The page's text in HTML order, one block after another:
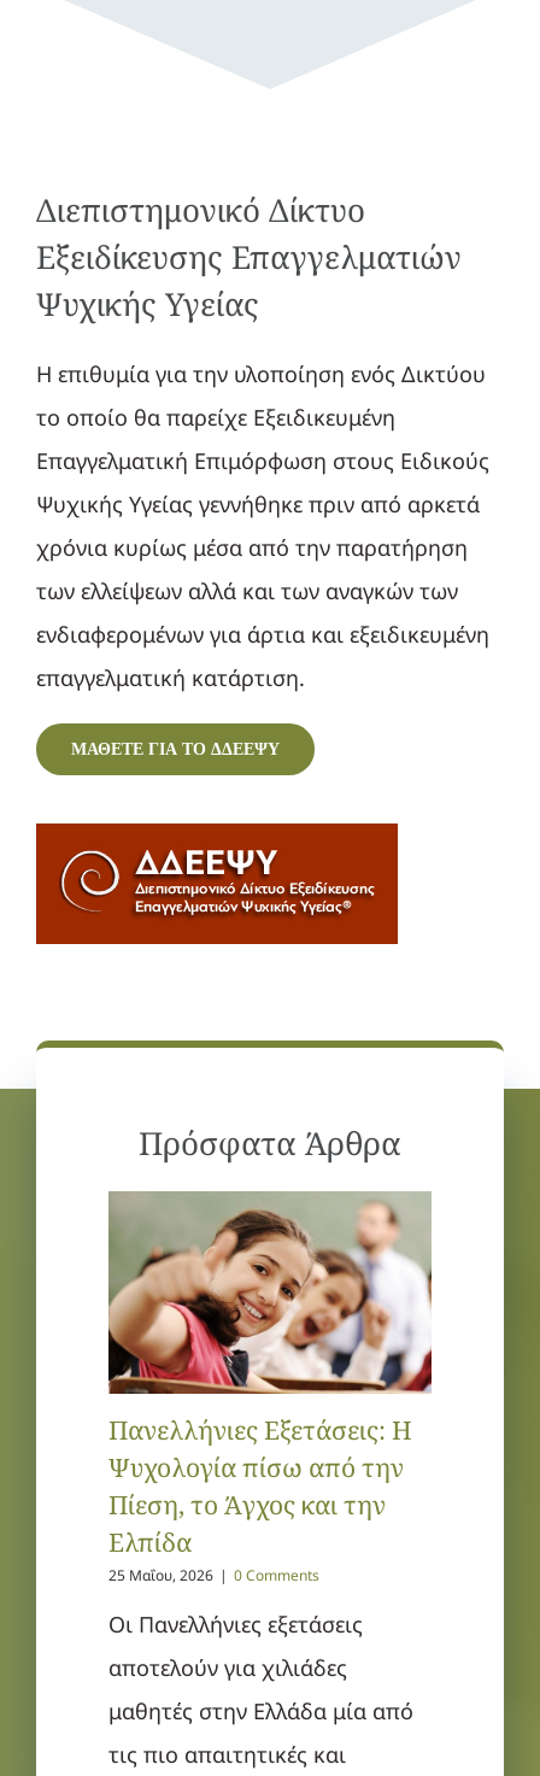
Διεπιστημονικό Δίκτυο
Εξειδίκευσης Επαγγελματιών
Ψυχικής Υγείας
Η επιθυμία για την υλοποίηση ενός Δικτύου
το οποίο θα παρείχε Εξειδικευμένη
Επαγγελματική Επιμόρφωση στους Ειδικούς
Ψυχικής Υγείας γεννήθηκε πριν από αρκετά
χρόνια κυρίως μέσα από την παρατήρηση
των ελλείψεων αλλά και των αναγκών των
ενδιαφερομένων για άρτια και εξειδικευμένη
επαγγελματική κατάρτιση.
ΜΑΘΕΤΕ ΓΙΑ ΤΟ ΔΔΕΕΨΥ
Πρόσφατα Άρθρα
Πανελλήνιες Εξετάσεις: Η
Ψυχολογία πίσω από την
Πίεση, το Άγχος και την
Ελπίδα
25 Μαΐου, 2026 | 0 Comments
Οι Πανελλήνιες εξετάσεις
αποτελούν για χιλιάδες
μαθητές στην Ελλάδα μία από
τις πιο απαιτητικές και